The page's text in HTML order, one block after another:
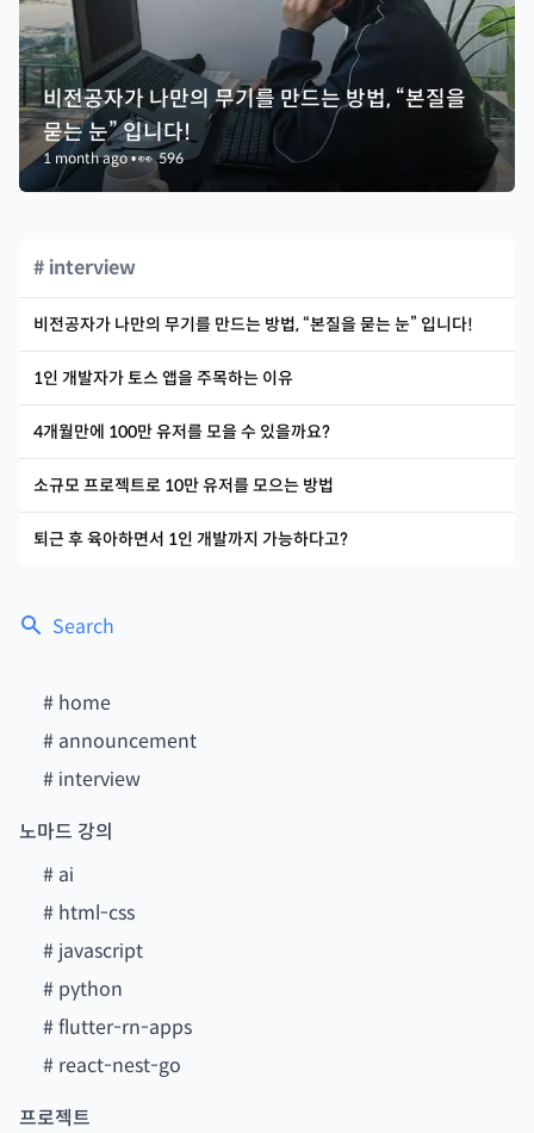
Search
# home
# announcement
# interview
노마드 강의
# ai
# html-css
# javascript
# python
#flutter-rn-apps
# react-nest-go
프로젝트
비전공자가 나만의 무기를 만드는 방법, “본질을
묻는 눈” 입니다!
1 month ago•👀596
# interview
비전공자가 나만의 무기를 만드는 방법, “본질을 묻는 눈” 입니다!
1인 개발자가 토스 앱을 주목하는 이유
4개월만에 100만 유저를 모을 수 있을까요?
소규모 프로젝트로 10만 유저를 모으는 방법
퇴근 후 육아하면서 1인 개발까지 가능하다고?